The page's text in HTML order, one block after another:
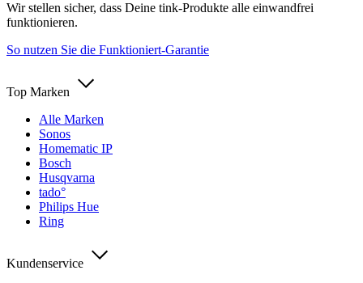
Wir stellen sicher, dass Deine tink-Produkte alle einwandfrei
funktionieren.
So nutzen Sie die Funktioniert-Garantie
Top Marken
Alle Marken
Sonos
Homematic IP
Bosch
Husqvarna
tado°
Philips Hue
Ring
Kundenservice